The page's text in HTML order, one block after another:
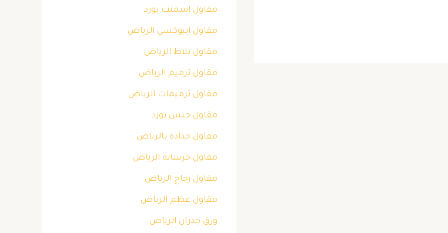
مقاول اسمنت بورد
مقاول ايبوكسي الرياض
مقاول بلاط الرياض
مقاول ترميم الرياض
مقاول ترميمات الرياض
مقاول جبس بورد
مقاول حداده بالرياض
مقاول خرسانه الرياض
مقاول زجاج الرياض
مقاول عظم الرياض
ورق جدران الرياض